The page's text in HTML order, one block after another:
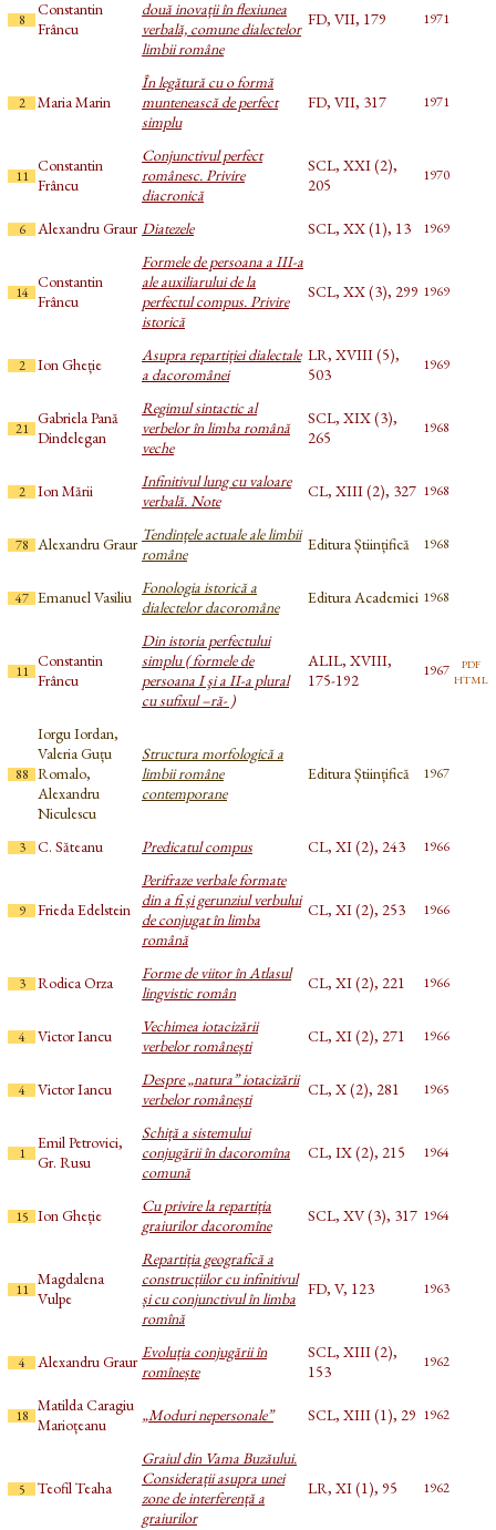
8
Constantin
Frâncu
două inovații în flexiunea
verbală, comune dialectelor
limbii române
FD, VII, 179 1971
2 Maria Marin
În legătură cu o formă
muntenească de perfect
simplu
FD, VII, 317 1971
11
Constantin
Frâncu
Conjunctivul perfect
românesc. Privire
diacronică
SCL, XXI (2),
205
1970
6 Alexandru Graur Diatezele SCL, XX (1), 13 1969
14
Constantin
Frâncu
Formele de persoana a III-a
ale auxiliarului de la
perfectul compus. Privire
istorică
SCL, XX (3), 299 1969
2 Ion Gheție
Asupra repartiției dialectale
a dacoromânei
LR, XVIII (5),
503
1969
21
Gabriela Pană
Dindelegan
Regimul sintactic al
verbelor în limba română
veche
SCL, XIX (3),
265
1968
2 Ion Mării
Infinitivul lung cu valoare
verbală. Note
CL, XIII (2), 327 1968
78 Alexandru Graur Tendințele actuale ale limbii
române
Editura Științifică 1968
47 Emanuel Vasiliu Fonologia istorică a
dialectelor dacoromâne
Editura Academiei 1968
11
Constantin
Frâncu
Din istoria perfectului
simplu ( formele de
persoana I şi a II-a plural
cu sufixul –ră- )
ALIL, XVIII,
175-192
1967 pdf
html
88
Iorgu Iordan,
Valeria Guțu
Romalo,
Alexandru
Niculescu
Structura morfologică a
limbii române
contemporane
Editura Științifică 1967
3 C. Săteanu Predicatul compus CL, XI (2), 243 1966
9 Frieda Edelstein
Perifraze verbale formate
din a fi și gerunziul verbului
de conjugat în limba
română
CL, XI (2), 253 1966
3 Rodica Orza
Forme de viitor în Atlasul
lingvistic român
CL, XI (2), 221 1966
4 Victor Iancu
Vechimea iotacizării
verbelor românești
CL, XI (2), 271 1966
4 Victor Iancu
Despre „natura” iotacizării
verbelor românești
CL, X (2), 281 1965
1
Emil Petrovici,
Gr. Rusu
Schiță a sistemului
conjugării în dacoromîna
comună
CL, IX (2), 215 1964
15 Ion Gheție
Cu privire la repartiția
graiurilor dacoromîne
SCL, XV (3), 317 1964
11
Magdalena
Vulpe
Repartiția geografică a
construcțiilor cu infinitivul
și cu conjunctivul în limba
romînă
FD, V, 123 1963
4 Alexandru Graur Evoluția conjugării în
romînește
SCL, XIII (2),
153
1962
18
Matilda Caragiu
Marioțeanu
„Moduri nepersonale” SCL, XIII (1), 29 1962
5 Teofil Teaha
Graiul din Vama Buzăului.
Considerații asupra unei
zone de interferență a
graiurilor
LR, XI (1), 95 1962